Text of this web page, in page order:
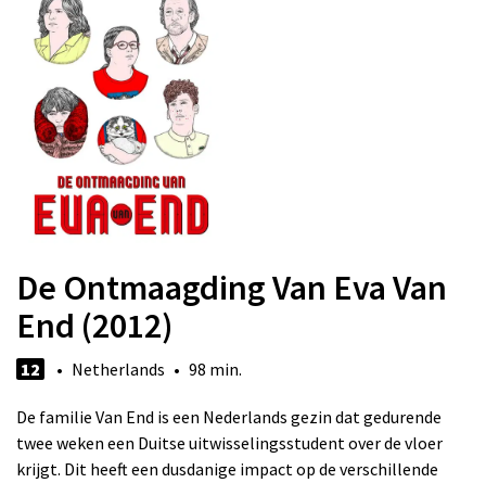
De Ontmaagding Van Eva Van
End (2012)
12 • Netherlands • 98 min.
De familie Van End is een Nederlands gezin dat gedurende
twee weken een Duitse uitwisselingsstudent over de vloer
krijgt. Dit heeft een dusdanige impact op de verschillende